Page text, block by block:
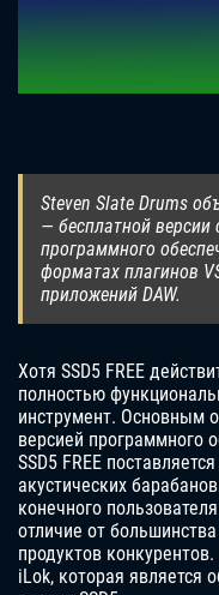
Steven Slate Drums
— бесплатной версии
программного
форматах плагинов
приложений DAW.
Хотя SSD5 FREE
полностью
инструмент. Основным
версией программного
SSD5 FREE
акустических
конечного
отличие от
продуктов
iLok, которая является